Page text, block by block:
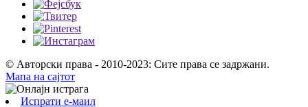
© Авторски права - 2010-2023: Сите права се задржани.
Мапа на сајтот
Испрати е-маил